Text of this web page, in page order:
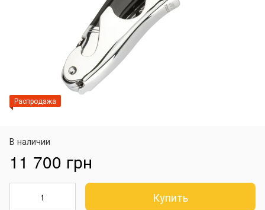
Распродажа
В наличии
11 700 грн
Купить